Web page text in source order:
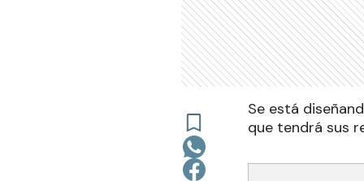
Se está
que tendrá sus